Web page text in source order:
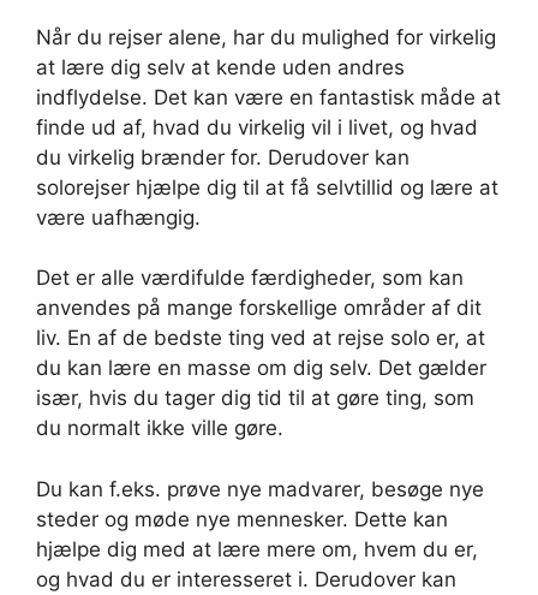
Når du rejser alene, har du mulighed for virkelig
at lære dig selv at kende uden andres
indflydelse. Det kan være en fantastisk måde at
finde ud af, hvad du virkelig vil i livet, og hvad
du virkelig brænder for. Derudover kan
solorejser hjælpe dig til at få selvtillid og lære at
være uafhængig.
Det er alle værdifulde færdigheder, som kan
anvendes på mange forskellige områder af dit
liv. En af de bedste ting ved at rejse solo er, at
du kan lære en masse om dig selv. Det gælder
især, hvis du tager dig tid til at gøre ting, som
du normalt ikke ville gøre.
Du kan f.eks. prøve nye madvarer, besøge nye
steder og møde nye mennesker. Dette kan
hjælpe dig med at lære mere om, hvem du er,
og hvad du er interesseret i. Derudover kan